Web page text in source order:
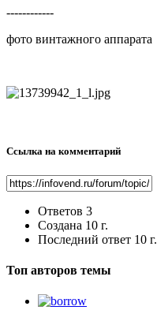
------------
фото винтажного аппарата
Ссылка на комментарий
Ответов 3
Создана 10 г.
Последний ответ 10 г.
Топ авторов темы